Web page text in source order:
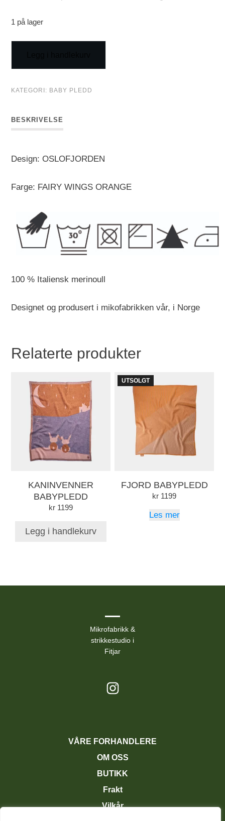
1 på lager
KATEGORI: BABY PLEDD
BESKRIVELSE
Design: OSLOFJORDEN
Farge: FAIRY WINGS ORANGE
100 % Italiensk merinoull
Designet og produsert i mikofabrikken vår, i Norge
Relaterte produkter
KANINVENNER
BABYPLEDD
kr1199
Legg i handlekurv
UTSOLGT
FJORD BABYPLEDD
kr 1199
Les mer
Mikrofabrikk &
strikkestudio i
Fitjar
VÅRE FORHANDLERE
OM OSS
BUTIKK
Frakt
Vilkår